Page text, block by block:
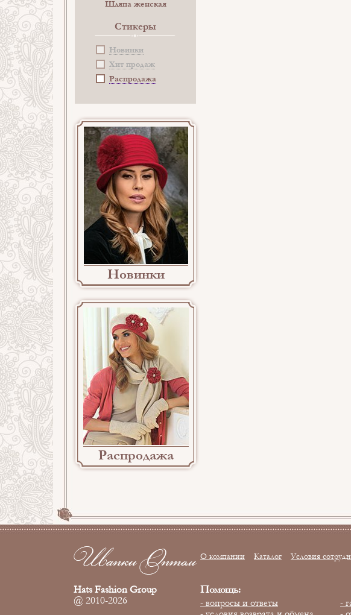
Шляпа женская
Стикеры
Новинки
Хит продаж
Распродажа
Новинки
Распродажа
Hats Fashion Group
@ 2010-2026
О компании Каталог Условия
Помощь:
- вопросы и ответы
-